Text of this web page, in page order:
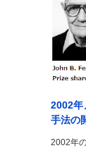
2002年
手法の
2002年